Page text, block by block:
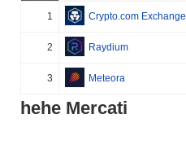
1 Crypto.com Exchange
2 Raydium
3 Meteora
hehe Mercati